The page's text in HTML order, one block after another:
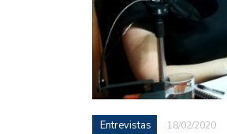
Entrevistas 18/02/2020